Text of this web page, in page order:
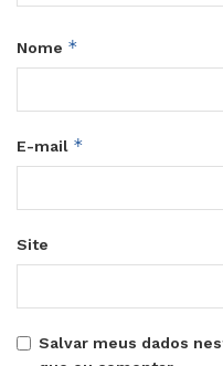
Nome *
E-mail *
Site
Salvar meus dados